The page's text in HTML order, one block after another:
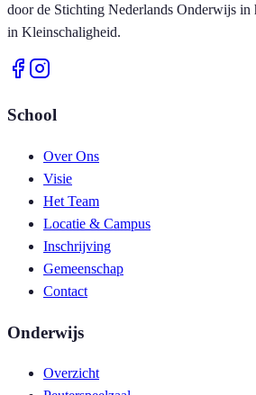
door de Stichting Nederlands Onderwijs in
in Kleinschaligheid.
School
Over Ons
Visie
Het Team
Locatie & Campus
Inschrijving
Gemeenschap
Contact
Onderwijs
Overzicht